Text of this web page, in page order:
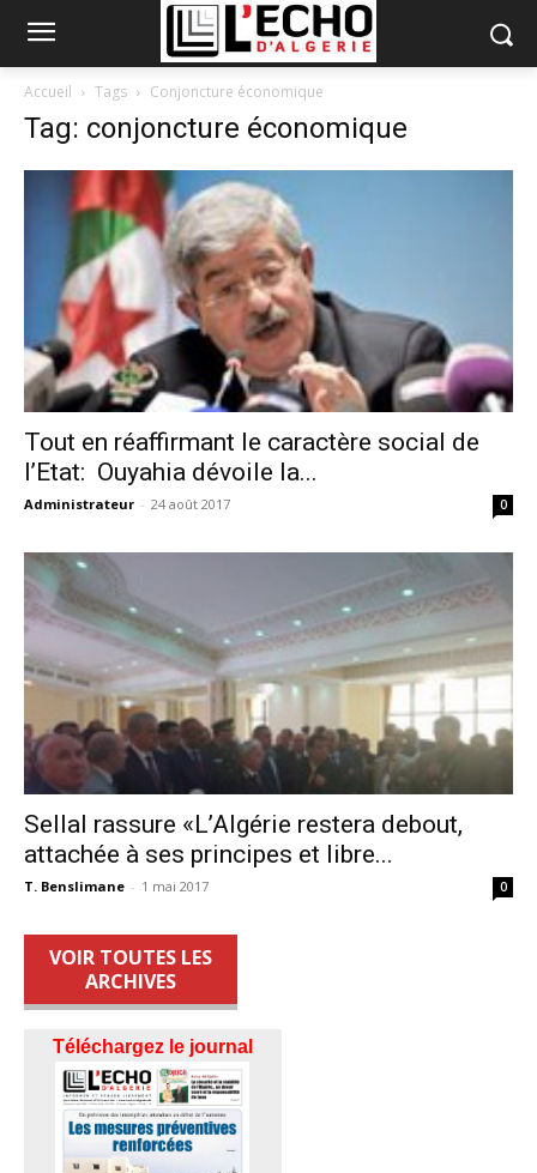
Accueil Tags Conjoncture économique
Tag: conjoncture économique
Tout en réaffirmant le caractère social de
l’Etat: Ouyahia dévoile la...
Administrateur - 24 août 2017 0
Sellal rassure «L’Algérie restera debout,
attachée à ses principes et libre...
T. Benslimane - 1 mai 2017 0
VOIR TOUTES LES
ARCHIVES